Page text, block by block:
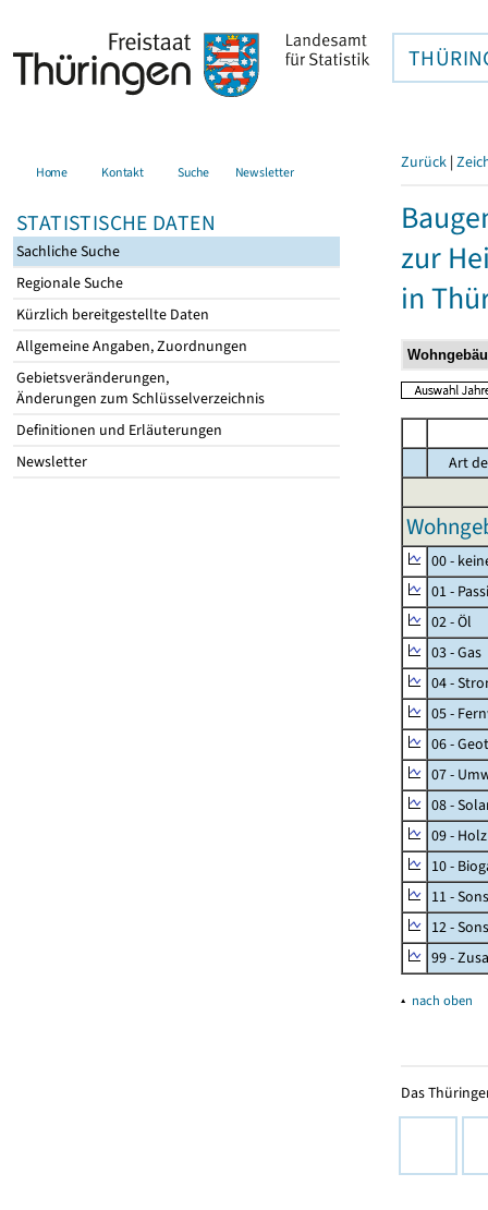
Home Kontakt Suche Newsletter
STATISTISCHE DATEN
Sachliche Suche
Regionale Suche
Kürzlich bereitgestellte Daten
Allgemeine Angaben, Zuordnungen
Gebietsveränderungen,
Änderungen zum Schlüsselverzeichnis
Definitionen und Erläuterungen
Newsletter
Zurück |
zur
in
Art
00 -
01 -
02 - Öl
03 - Gas
04 -
05 -
06 -
07 -
08 -
09 - Holz
10 -
11 -
12 -
99 -
▴ nach oben
Das